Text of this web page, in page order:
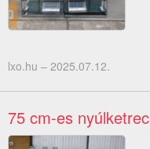
lxo.hu – 2025.07.12.
75 cm-es nyúlketrec